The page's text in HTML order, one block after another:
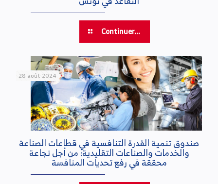
Continuer...
28 août 2024
صندوق تنمية القدرة التنافسية في قطاعات الصناعة
والخدمات والصناعات التقليدية: من أجل نجاعة
محققة في رفع تحديات المنافسة